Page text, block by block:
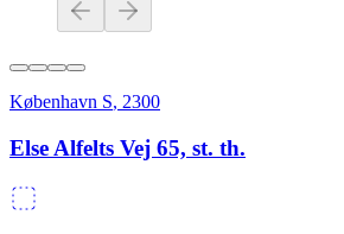
København S, 2300
Else Alfelts Vej 65, st. th.